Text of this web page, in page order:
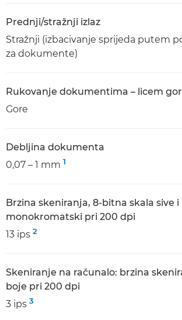
Prednji/stražnji izlaz
Stražnji (izbacivanje sprijeda putem
za dokumente)
Rukovanje dokumentima – licem
Gore
Debljina dokumenta
0,07 – 1 mm 1
Brzina skeniranja, 8-bitna skala sive i
monokromatski pri 200 dpi
13 ips 2
Skeniranje na računalo: brzina
boje pri 200 dpi
3 ips 3